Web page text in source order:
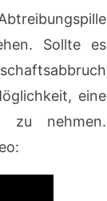
Sollte es
eine
nehmen.